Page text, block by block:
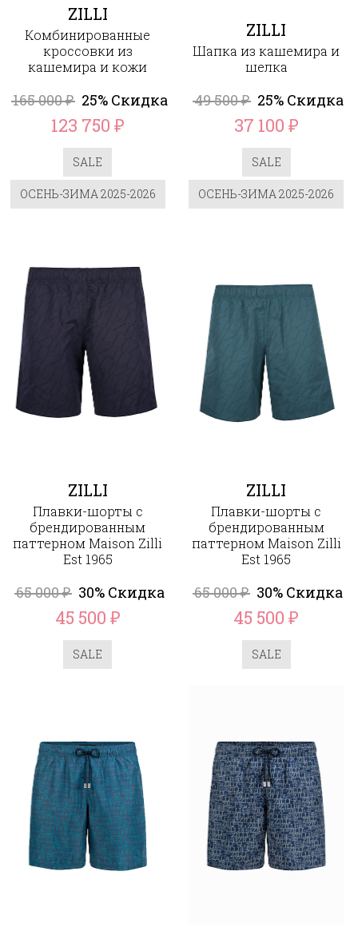
ZILLI
Комбинированные
кроссовки из
кашемира и кожи
165 000₽ 25% Скидка
123 750 ₽
SALE
ОСЕНЬ-ЗИМА 2025-2026
ZILLI
Шапка из кашемира и
шелка
49 500₽ 25% Скидка
37 100 ₽
SALE
ОСЕНЬ-ЗИМА 2025-2026
ZILLI
Плавки-шорты с
брендированным
паттерном Maison Zilli
Est 1965
65 000₽ 30% Скидка
45 500 ₽
SALE
ZILLI
Плавки-шорты с
брендированным
паттерном Maison Zilli
Est 1965
65 000₽ 30% Скидка
45 500₽
SALE